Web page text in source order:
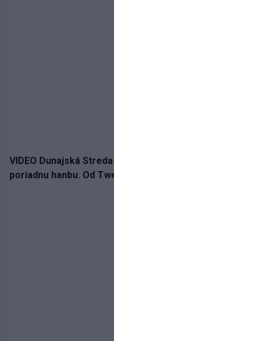
VIDEO Dunajská Streda si narobila v Holandsku
poriadnu hanbu. Od Twente inkasovala poltucet